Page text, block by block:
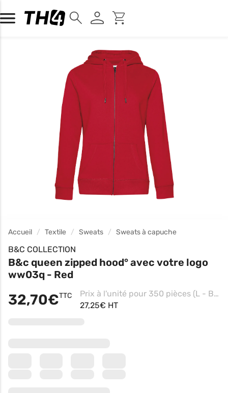
Accueil Textile Sweats Sweats à capuche
B&C COLLECTION
B&c queen zipped hood° avec votre logo
ww03q - Red
32,70€TTC
Prix à l'unité pour 350 pièces (L - Black Pure, Impression coeur)
27,25€ HT